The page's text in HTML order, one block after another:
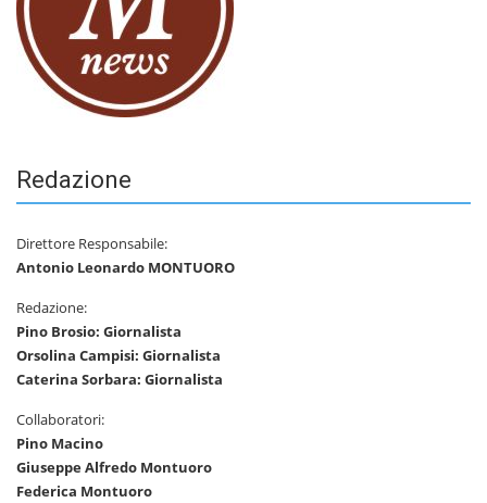
Redazione
Direttore Responsabile:
Antonio Leonardo MONTUORO
Redazione:
Pino Brosio: Giornalista
Orsolina Campisi: Giornalista
Caterina Sorbara: Giornalista
Collaboratori:
Pino Macino
Giuseppe Alfredo Montuoro
Federica Montuoro